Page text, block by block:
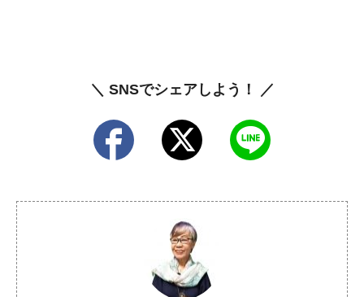
＼ SNSでシェアしよう！ ／